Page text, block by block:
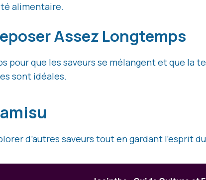
alimentaire.
Assez Longtemps
pour que les saveurs se mélangent et que la
sont idéales.
d’autres saveurs tout en gardant l’esprit